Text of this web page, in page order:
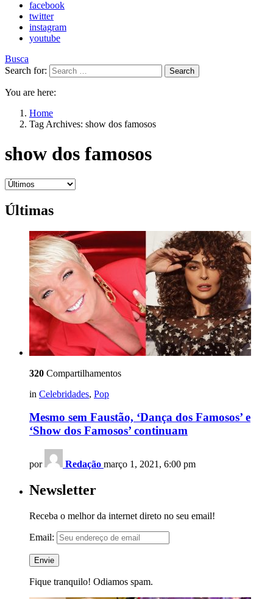
facebook
twitter
instagram
youtube
Busca
Search for:
Search
You are here:
Home
Tag Archives: show dos famosos
show dos famosos
Últimas
320 Compartilhamentos
in Celebridades, Pop
Mesmo sem Faustão, ‘Dança dos Famosos’ e
‘Show dos Famosos’ continuam
por Redação março 1, 2021, 6:00 pm
Newsletter
Receba o melhor da internet direto no seu email!
Email:
Fique tranquilo! Odiamos spam.